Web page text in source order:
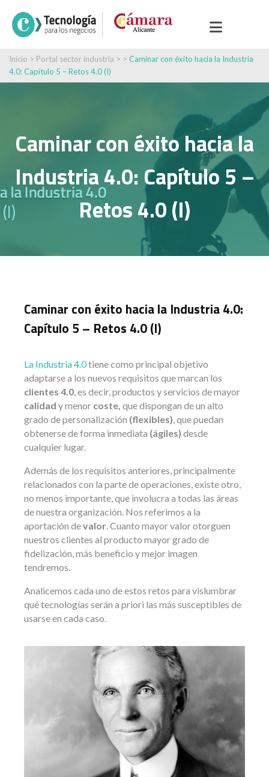
Inicio > Portal sector industria > > Caminar con éxito hacia la Industria
4.0: Capítulo 5 – Retos 4.0 (I)
Caminar con éxito hacia la
Industria 4.0: Capítulo 5 –
Retos 4.0 (I)
Caminar con éxito hacia la Industria 4.0:
Capítulo 5 – Retos 4.0 (I)
La Industria 4.0tiene como principal objetivo
adaptarse a los nuevos requisitos que marcan los
clientes 4.0, es decir, productos y servicios de mayor
calidad y menor coste, que dispongan de un alto
grado de personalización (flexibles), que puedan
obtenerse de forma inmediata (ágiles) desde
cualquier lugar.
Además de los requisitos anteriores, principalmente
relacionados con la parte de operaciones, existe otro,
no menos importante, que involucra a todas las áreas
de nuestra organización. Nos referimos a la
aportación devalor. Cuanto mayor valor otorguen
nuestros clientes al producto mayor grado de
fidelización, más beneficio y mejor imagen
tendremos.
Analicemos cada uno de estos retos para vislumbrar
qué tecnologías serán a priori las más susceptibles de
usarse en cada caso.